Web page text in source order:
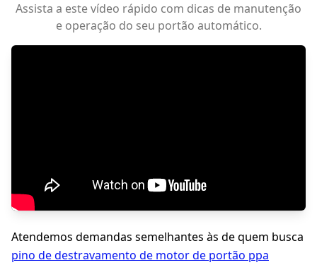
Assista a este vídeo rápido com dicas de manutenção
e operação do seu portão automático.
Atendemos demandas semelhantes às de quem busca
pino de destravamento de motor de portão ppa